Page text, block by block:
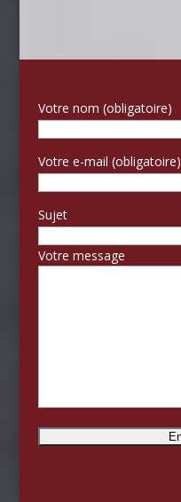
Votre nom (obligatoire)
Votre e-mail (obligatoire)
Sujet
Votre message